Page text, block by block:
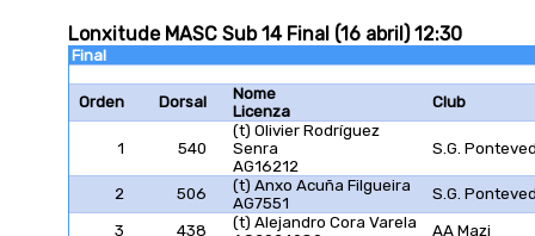
Final
Orden Dorsal
Nome
Licenza
Club
1 540
(t) Olivier Rodríguez
Senra
AG16212
S.G.
2 506
(t) Anxo Acuña Filgueira
AG7551
S.G.
3 438
(t) Alejandro Cora Varela
AA Mazi
Lonxitude MASC Sub 14 Final (16 abril) 12:30